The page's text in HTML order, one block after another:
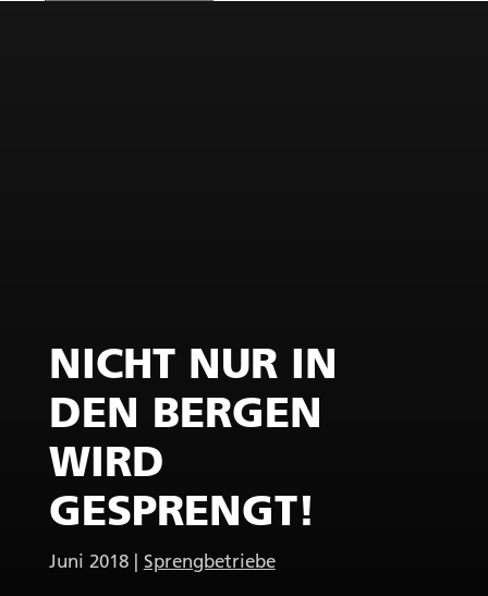
NICHT NUR IN
DEN BERGEN
WIRD
GESPRENGT!
Juni 2018| Sprengbetriebe